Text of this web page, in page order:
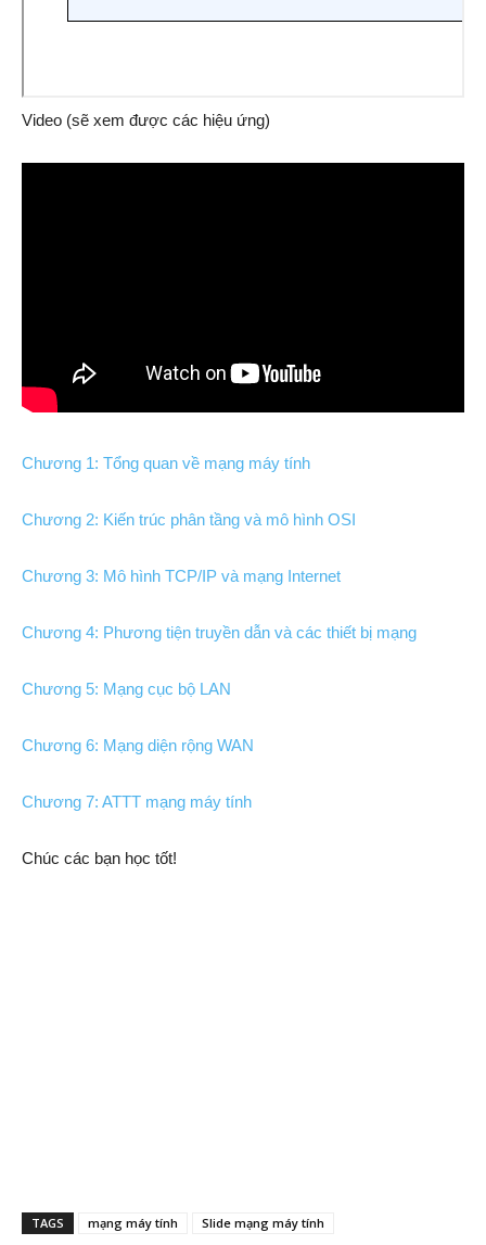
Video (sẽ xem được các hiệu ứng)
Chương 1: Tổng quan về mạng máy tính
Chương 2: Kiến trúc phân tầng và mô hình OSI
Chương 3: Mô hình TCP/IP và mạng Internet
Chương 4: Phương tiện truyền dẫn và các thiết bị mạng
Chương 5: Mạng cục bộ LAN
Chương 6: Mạng diện rộng WAN
Chương 7: ATTT mạng máy tính
Chúc các bạn học tốt!
TAGS mạng máy tính Slide mạng máy tính